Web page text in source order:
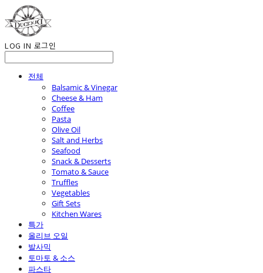
LOG IN 로그인
전체
Balsamic & Vinegar
Cheese & Ham
Coffee
Pasta
Olive Oil
Salt and Herbs
Seafood
Snack & Desserts
Tomato & Sauce
Truffles
Vegetables
Gift Sets
Kitchen Wares
특가
올리브 오일
발사믹
토마토 & 소스
파스타